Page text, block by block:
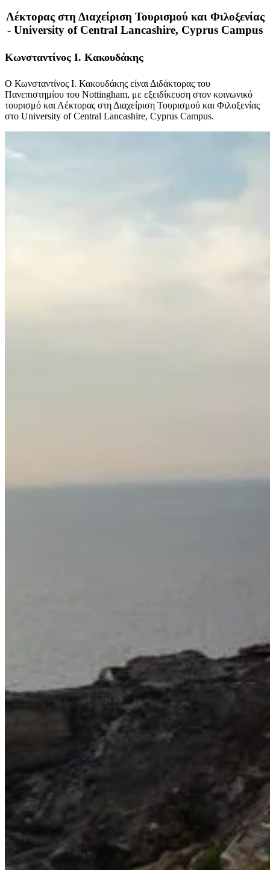
Λέκτορας στη Διαχείριση Τουρισμού και Φιλοξενίας
- University of Central Lancashire, Cyprus Campus
Κωνσταντίνος Ι. Κακουδάκης
Ο Κωνσταντίνος Ι. Κακουδάκης είναι Διδάκτορας του
Πανεπιστημίου του Nottingham, με εξειδίκευση στον κοινωνικό
τουρισμό και Λέκτορας στη Διαχείριση Τουρισμού και Φιλοξενίας
στο University of Central Lancashire, Cyprus Campus.